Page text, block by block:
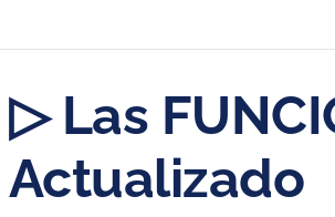
▷ Las
Actualizado